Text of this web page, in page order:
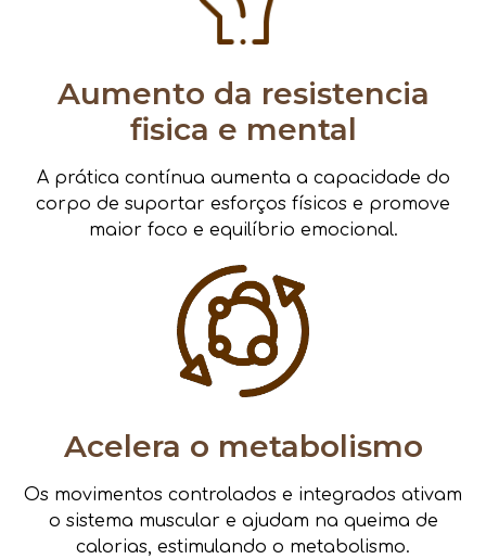
Aumento da resistencia
fisica e mental
A prática contínua aumenta a capacidade do
corpo de suportar esforços físicos e promove
maior foco e equilíbrio emocional.
Acelera o metabolismo
Os movimentos controlados e integrados ativam
o sistema muscular e ajudam na queima de
calorias, estimulando o metabolismo.